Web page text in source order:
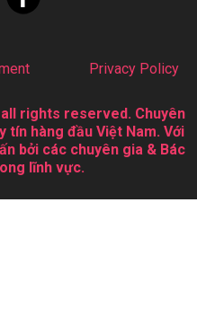
Privacy Policy
rights reserved. Chuyên
tín hàng đầu Việt Nam. Với
bởi các chuyên gia & Bác
lĩnh vực.